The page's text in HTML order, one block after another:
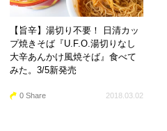
【旨辛】湯切り不要！ 日清カッ
プ焼きそば『U.F.O.湯切りなし
大辛あんかけ風焼そば』食べて
みた。3/5新発売
0 Share 2018.03.02